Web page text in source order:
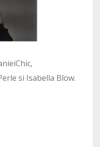
si Isabella Blow.